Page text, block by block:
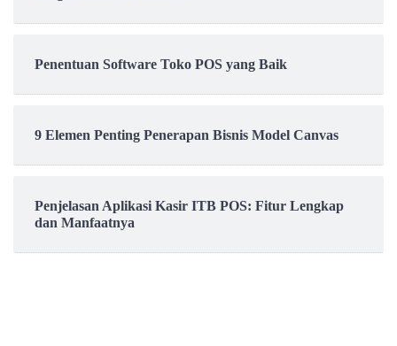
Penentuan Software Toko POS yang Baik
9 Elemen Penting Penerapan Bisnis Model Canvas
Penjelasan Aplikasi Kasir ITB POS: Fitur Lengkap
dan Manfaatnya